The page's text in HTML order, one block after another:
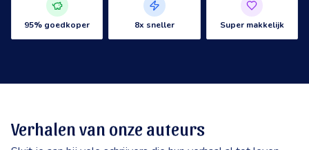
95% goedkoper 8x sneller Super makkelijk
Verhalen van onze auteurs